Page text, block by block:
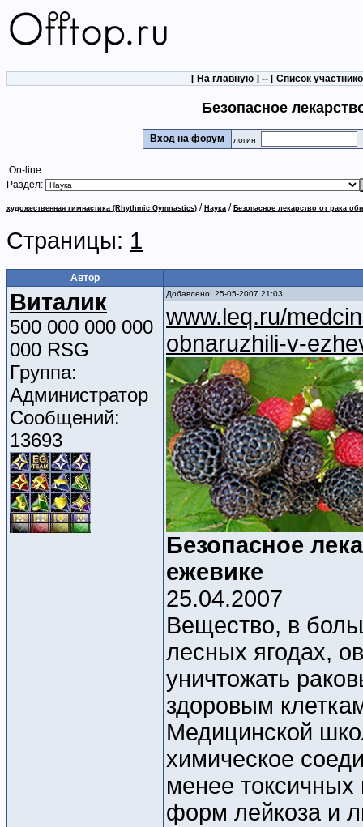
[ На главную ] -- [ Список
Безопасное
Вход на форум логин
On-line:
Раздел:
художественная гимнастика (Rhythmic Gymnastics) / Наука / Безопасное лекарство от рака
Страницы: 1
Автор
Виталик
500 000 000 000
000 RSG
Группа:
Администратор
Сообщений:
13693
Добавлено: 25-05-2007 21:03
www.leq.ru/
obnaruzhili-v-
Безопасное
ежевике
25.04.2007
Вещество, в
лесных ягодах,
уничтожать
здоровым
Медицинской
химическое
менее токсичных
форм лейкоза и